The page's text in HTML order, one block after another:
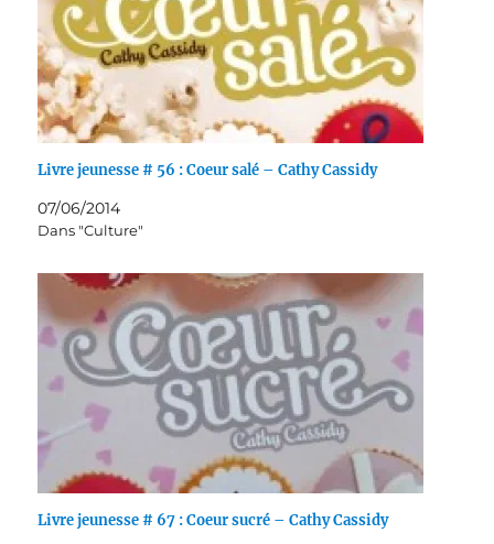
Livre jeunesse # 56 : Coeur salé – Cathy Cassidy
07/06/2014
Dans "Culture"
Livre jeunesse # 67 : Coeur sucré – Cathy Cassidy